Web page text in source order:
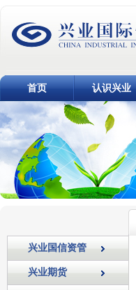
首页 认识兴业
兴业国信资管
兴业期货